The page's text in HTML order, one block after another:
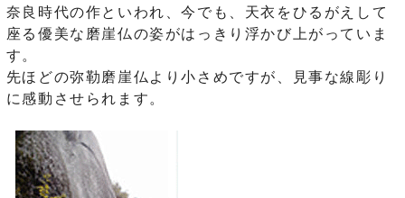
奈良時代の作といわれ、今でも、天衣をひるがえして
座る優美な磨崖仏の姿がはっきり浮かび上がっていま
す。
先ほどの弥勒磨崖仏より小さめですが、見事な線彫り
に感動させられます。